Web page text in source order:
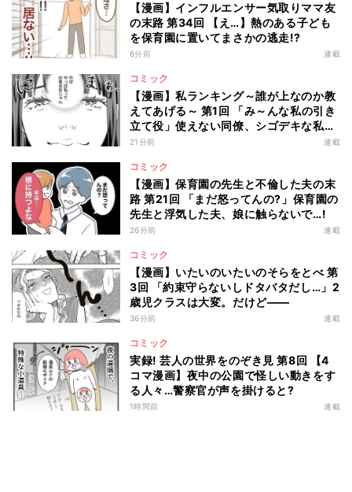
【漫画】インフルエンサー気取りママ友
の末路 第34回 【え…】熱のある子ども
を保育園に置いてまさかの逃走!?
6分前 連載
コミック
【漫画】私ランキング～誰が上なのか教
えてあげる～ 第1回 「み～んな私の引き
立て役」使えない同僚、シゴデキな私
は…
21分前 連載
コミック
【漫画】保育園の先生と不倫した夫の末
路 第21回 「まだ怒ってんの?」保育園の
先生と浮気した夫、娘に触らないで…!
26分前 連載
コミック
【漫画】いたいのいたいのそらをとべ 第
3回 「約束守らないしドタバタだし…」2
歳児クラスは大変。だけど――
36分前 連載
コミック
実録! 芸人の世界をのぞき見 第8回 【4
コマ漫画】夜中の公園で怪しい動きをす
る人々…警察官が声を掛けると?
1時間前 連載